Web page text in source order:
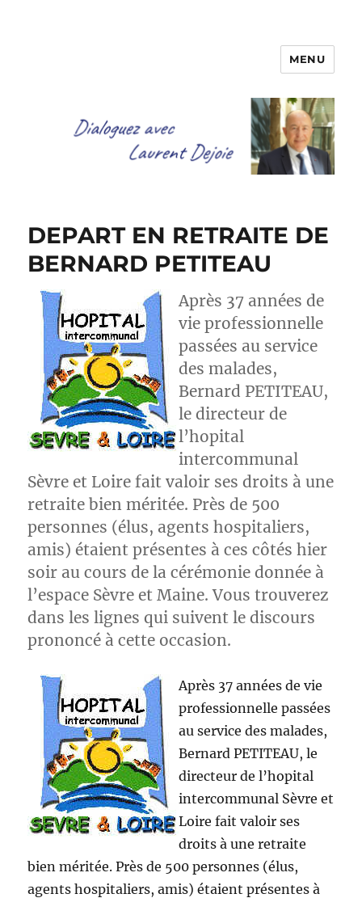
Dialoguez avec Laurent Dejoie
MENU
DEPART EN RETRAITE DE
BERNARD PETITEAU
Après 37 années de
vie professionnelle
passées au service
des malades,
Bernard PETITEAU,
le directeur de
l’hopital
intercommunal
Sèvre et Loire fait valoir ses droits à une
retraite bien méritée. Près de 500
personnes (élus, agents hospitaliers,
amis) étaient présentes à ces côtés hier
soir au cours de la cérémonie donnée à
l’espace Sèvre et Maine. Vous trouverez
dans les lignes qui suivent le discours
prononcé à cette occasion.
Après 37 années de vie
professionnelle passées
au service des malades,
Bernard PETITEAU, le
directeur de l’hopital
intercommunal Sèvre et
Loire fait valoir ses
droits à une retraite
bien méritée. Près de 500 personnes (élus,
agents hospitaliers, amis) étaient présentes à